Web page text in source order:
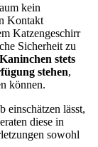
kein
Kontakt
Katzengeschirr
Sicherheit zu
stets
stehen,
können.
einschätzen lässt,
diese in
sowohl